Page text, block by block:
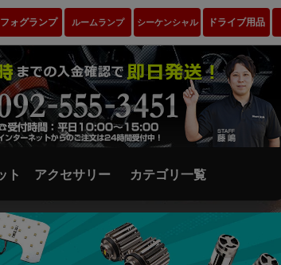
フォグランプ ルームランプ シーケンシャル ドライブ用品